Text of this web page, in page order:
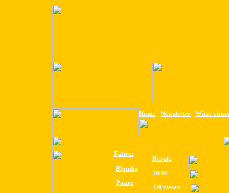
Home | Newsletter | Witze
Fahrer
Berufe
Blondis
DDR
Paare
OFriesen